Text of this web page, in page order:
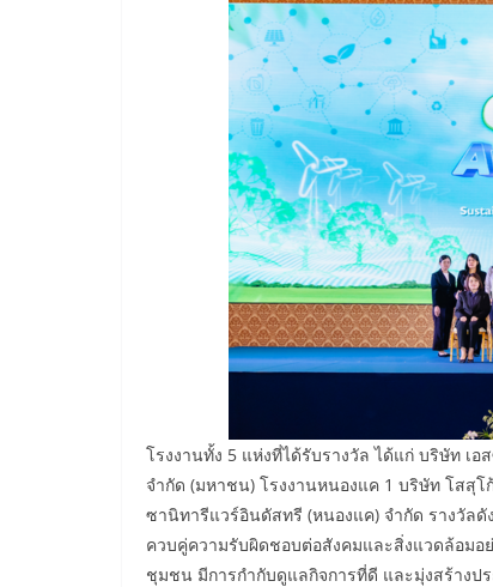
โรงงานทั้ง 5 แห่งที่ได้รับรางวัล ได้แก่ บริษัท เ
จำกัด (มหาชน) โรงงานหนองแค 1 บริษัท โสสุ
ซานิทารีแวร์อินดัสทรี (หนองแค) จำกัด รางวัลดั
ควบคู่ความรับผิดชอบต่อสังคมและสิ่งแวดล้อมอ
ชุมชน มีการกำกับดูแลกิจการที่ดี และมุ่งสร้างป